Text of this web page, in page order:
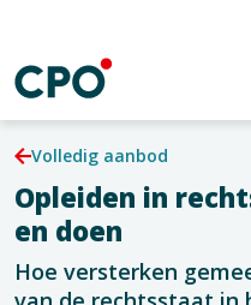
de
inhoud
Arnhem
–
rechtsstatelijk
denken
doen
Volledig aanbod
Opleiden in
en doen
Hoe versterken